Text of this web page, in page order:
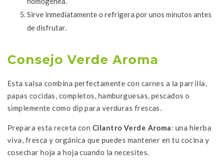
Sirve inmediatamente o refrigera por unos minutos antes
de disfrutar.
Consejo Verde Aroma
Esta salsa combina perfectamente con carnes a la parrilla,
papas cocidas, completos, hamburguesas, pescados o
simplemente como dip para verduras frescas.
Prepara esta receta con Cilantro Verde Aroma: una hierba
viva, fresca y orgánica que puedes mantener en tu cocina y
cosechar hoja a hoja cuando la necesites.